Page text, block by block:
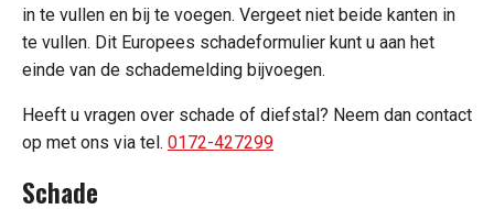
in te vullen en bij te voegen. Vergeet niet beide kanten in
te vullen. Dit Europees schadeformulier kunt u aan het
einde van de schademelding bijvoegen.
Heeft u vragen over schade of diefstal? Neem dan contact
op met ons via tel. 0172-427299
Schade